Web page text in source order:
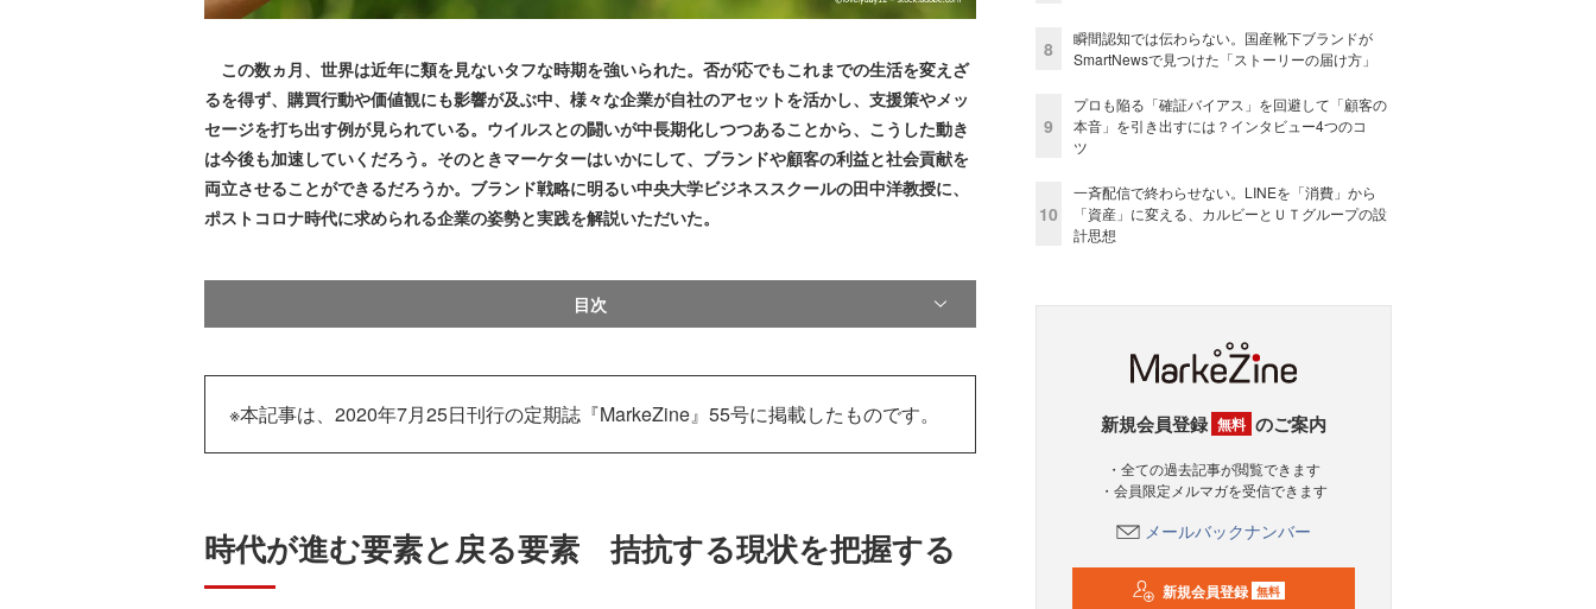
この数ヵ月、世界は近年に類を見ないタフな時期を強いられた。否が応でもこれまでの生活を変えざ
るを得ず、購買行動や価値観にも影響が及ぶ中、様々な企業が自社のアセットを活かし、支援策やメッ
セージを打ち出す例が見られている。ウイルスとの闘いが中長期化しつつあることから、こうした動き
は今後も加速していくだろう。そのときマーケターはいかにして、ブランドや顧客の利益と社会貢献を
両立させることができるだろうか。ブランド戦略に明るい中央大学ビジネススクールの田中洋教授に、
ポストコロナ時代に求められる企業の姿勢と実践を解説いただいた。
目次
※本記事は、2020年7月25日刊行の定期誌『MarkeZine』55号に掲載したものです。
時代が進む要素と戻る要素 拮抗する現状を把握する
8
瞬間認知では伝わらない。国産靴下ブランドが
SmartNewsで見つけた「ストーリーの届け方」
9
プロも陥る「確証バイアス」を回避して「顧客の
本音」を引き出すには？インタビュー4つのコ
ツ
10
一斉配信で終わらせない。LINEを「消費」から
「資産」に変える、カルビーとＵＴグループの設
計思想
新規会員登録 無料 のご案内
・全ての過去記事が閲覧できます
・会員限定メルマガを受信できます
メールバックナンバー
新規会員登録 無料